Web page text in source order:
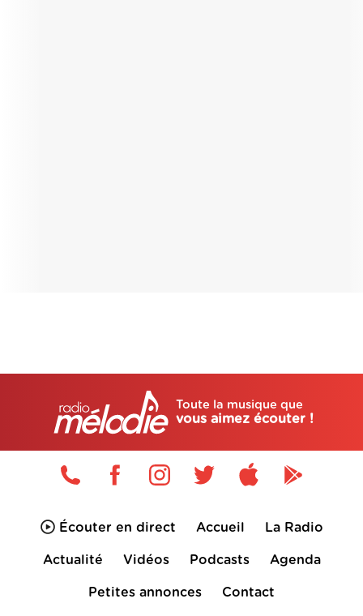
Toute la musique que
vous aimez écouter !
Écouter en direct Accueil La Radio
Actualité Vidéos Podcasts Agenda
Petites annonces Contact